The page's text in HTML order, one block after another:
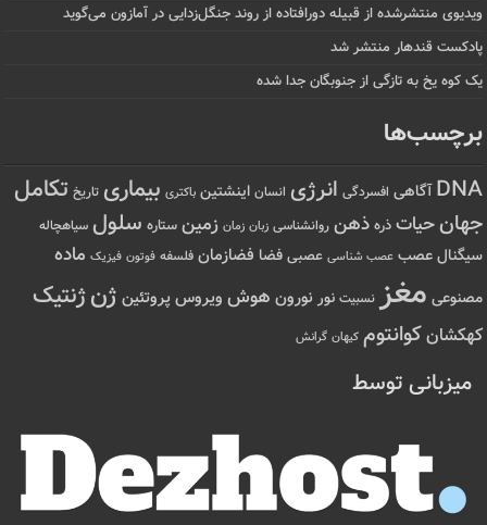
ویدیوی منتشرشده از قبیله دورافتاده‌ از روند جنگل‌زدایی در آمازون می‌گوید
پادکست قندهار منتشر شد
یک کوه یخ به تازگی از جنوبگان جدا شده
برچسب‌ها
DNA آگاهی افسردگی انرژی انسان اینشتین باکتری بیماری تاریخ تکامل
جهانحیات ذره ذهن روانشناسی زبان زمان زمین ستاره سلول سیاهچاله
سیگنال عصب عصب شناسی عصبی فضا فضازمان فلسفه فوتون فیزیک ماده
مصنوعی مغز نسبیت نور نورون هوش ویروس پروتئین ژنژنتیک
کهکشانکوانتوم کیهان گرانش
میزبانی توسط